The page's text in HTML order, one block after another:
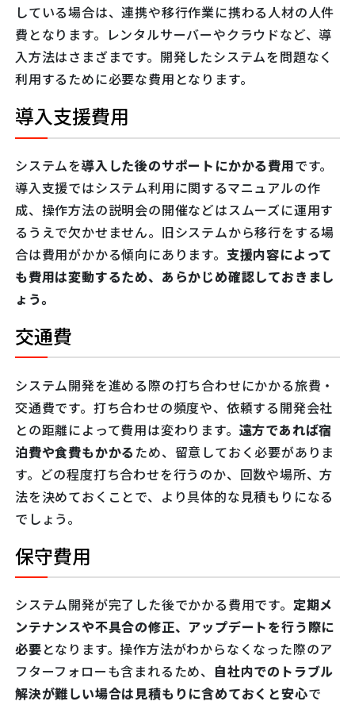
している場合は、連携や移行作業に携わる人材の人件
費となります。レンタルサーバーやクラウドなど、導
入方法はさまざまです。開発したシステムを問題なく
利用するために必要な費用となります。
導入支援費用
システムを導入した後のサポートにかかる費用です。
導入支援ではシステム利用に関するマニュアルの作
成、操作方法の説明会の開催などはスムーズに運用す
るうえで欠かせません。旧システムから移行をする場
合は費用がかかる傾向にあります。 支援内容によって
も費用は変動するため、あらかじめ確認しておきまし
ょう。
交通費
システム開発を進める際の打ち合わせにかかる旅費・
交通費です。打ち合わせの頻度や、依頼する開発会社
との距離によって費用は変わります。 遠方であれば宿
泊費や食費もかかるため、留意しておく必要がありま
す。どの程度打ち合わせを行うのか、回数や場所、方
法を決めておくことで、より具体的な見積もりになる
でしょう。
保守費用
システム開発が完了した後でかかる費用です。 定期メ
ンテナンスや不具合の修正、アップデートを行う際に
必要となります。操作方法がわからなくなった際のア
フターフォローも含まれるため、 自社内でのトラブル
解決が難しい場合は見積もりに含めておくと安心で